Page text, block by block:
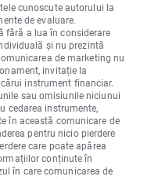
cunoscute autorului la
de evaluare.
fără a lua în considerare
și nu prezintă
de marketing nu
invitație la
instrument financiar.
sau omisiunile niciunui
cedarea instrumente,
în această comunicare de
pentru nicio pierdere
care poate apărea
conținute în
în care comunicarea de